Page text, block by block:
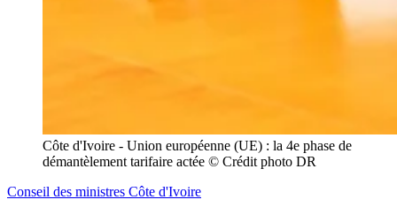
Côte d'Ivoire - Union européenne (UE) : la 4e phase de
démantèlement tarifaire actée © Crédit photo DR
Conseil des ministres Côte d'Ivoire